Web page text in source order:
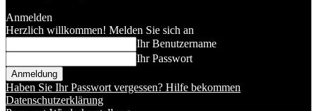
Anmelden
Herzlich willkommen! Melden Sie sich an
Ihr Benutzername
Ihr Passwort
Haben Sie Ihr Passwort vergessen? Hilfe bekommen
Datenschutzerklärung